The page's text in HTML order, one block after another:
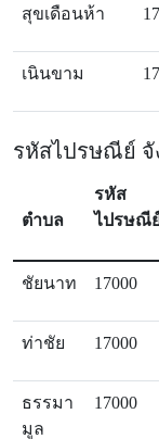
สุขเดือนห้า
เนินขาม
รหัสไปรษณีย์ จั
ตำบล
รหัส
ไปรษณี
ชัยนาท 17000
ท่าชัย 17000
ธรรมา
มูล
17000